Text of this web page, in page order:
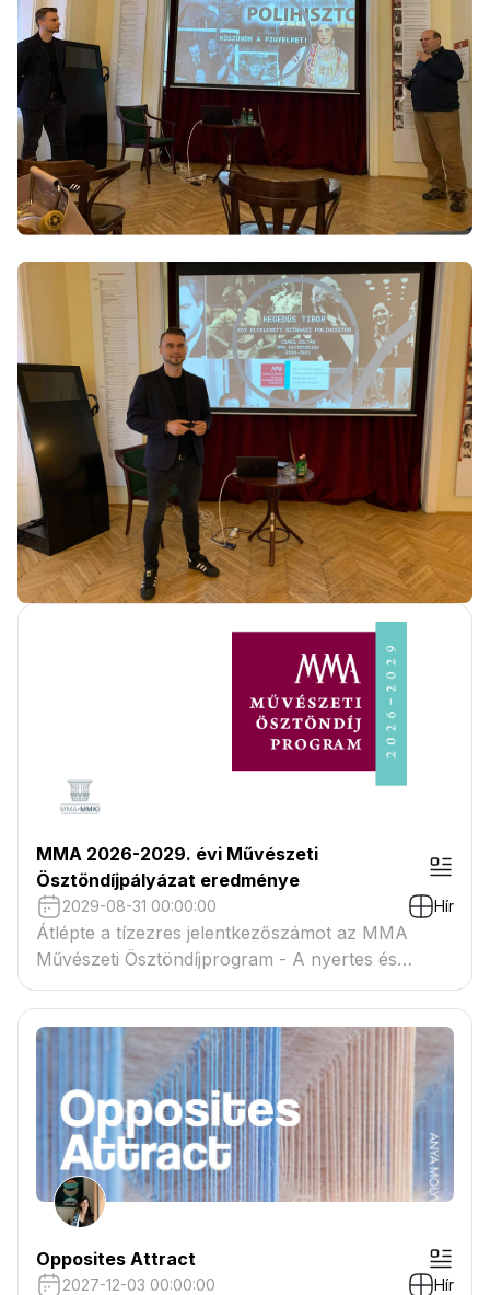
MMA 2026-2029. évi Művészeti
Ösztöndíjpályázat eredménye
2029-08-31 00:00:00 Hír
Átlépte a tízezres jelentkezőszámot az MMA
Művészeti Ösztöndíjprogram - A nyertes és
tartaléklistás pályázók névsora megtekinthető a
csatolmányban
Opposites Attract
2027-12-03 00:00:00 Hír